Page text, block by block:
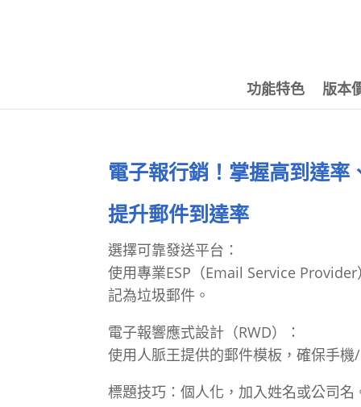
功能特色 版本
電子報行銷！掌握高到達率
提升郵件到達率
選擇可靠發送平台：
使用專業ESP（Email Service
記為垃圾郵件。
電子報響應式設計（RWD）：
使用人脈王提供的郵件模板，確保手
標題技巧：個人化，加入姓名或公司名